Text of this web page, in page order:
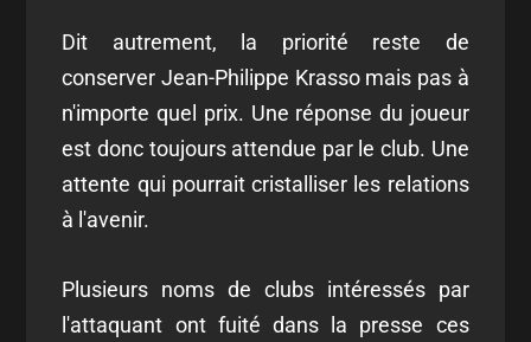
Dit autrement, la priorité reste de
conserver Jean-Philippe Krasso mais pas à
n'importe quel prix. Une réponse du joueur
est donc toujours attendue par le club. Une
attente qui pourrait cristalliser les relations
à l'avenir.
Plusieurs noms de clubs intéressés par
l'attaquant ont fuité dans la presse ces